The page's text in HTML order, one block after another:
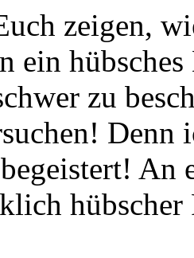
zeigen,
ein
zu
Denn
An
hübscher